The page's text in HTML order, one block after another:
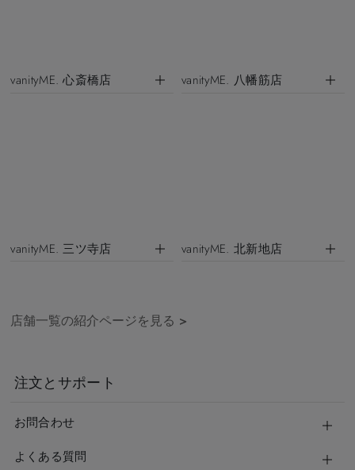
vanityME. 心斎橋店 vanityME. 八幡筋店
vanityME. 三ツ寺店 vanityME. 北新地店
店舗一覧の紹介ページを見る >
注文とサポート
お問合わせ
よくある質問